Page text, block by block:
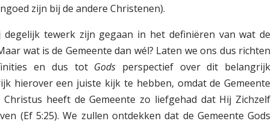
zijn bij de andere Christenen).
tewerk zijn gegaan in het definiëren van wat de
wat is de Gemeente dan wél? Laten we ons dus richten
en dus tot Gods perspectief over dit belangrijk
hierover een juiste kijk te hebben, omdat de Gemeente
heeft de Gemeente zo liefgehad dat Hij Zichzelf
(Ef 5:25). We zullen ontdekken dat de Gemeente Gods